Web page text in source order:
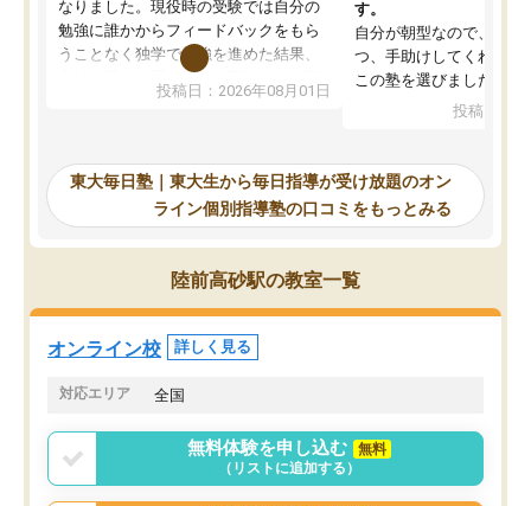
なりました。現役時の受験では自分の
勉強に誰かからフィードバックをもら
うことなく独学で勉強を進めた結果、
入試本番に地歴の学習が間に合わず不
合格となってしまいました。その経験
東大毎日塾にたどり着きました。学習
の長期計画や日々の勉強のやり方につ
いて客観的なアドバイスをいただけた
ので、自信をもって受験勉強を進める
ことができました。自分のように勉強
のやり方や進捗管理で苦労している方
には特におすすめしたい塾です。
投稿日：2026年08月01日
す。
自分が朝型なので、自習
つ、手助けしてくれる設
この塾を選びました。
投稿日：
東大毎日塾｜東大生から毎日指導が受け放題のオン
ライン個別指導塾の口コミをもっとみる
陸前高砂駅の教室一覧
オンライン校 詳しく見る
対応エリア 全国
無料体験を申し込む
無料
（リストに追加する）